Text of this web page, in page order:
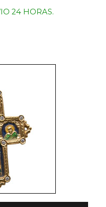
24 HORAS.